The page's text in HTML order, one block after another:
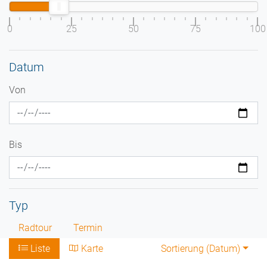
0 25 50 75 100
Datum
Von
Bis
Typ
Radtour
Termin
Liste
Karte Sortierung (Datum)